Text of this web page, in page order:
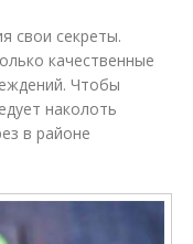
свои секреты.
качественные
Чтобы
наколоть
в районе